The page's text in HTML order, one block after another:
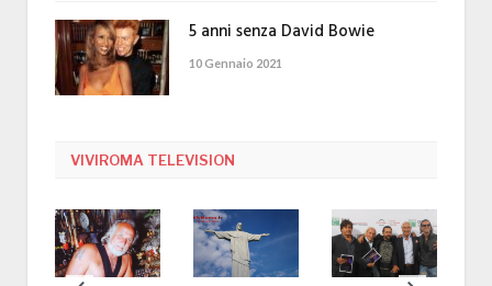
5 anni senza David Bowie
10 Gennaio 2021
VIVIROMA TELEVISION